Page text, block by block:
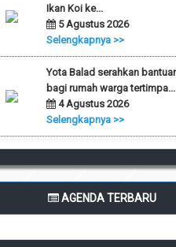
Ikan Koi ke...
5 Agustus 2026
Selengkapnya >>
Yota Balad serahkan
bagi rumah warga tertimpa...
4 Agustus 2026
Selengkapnya >>
AGENDA TERBARU